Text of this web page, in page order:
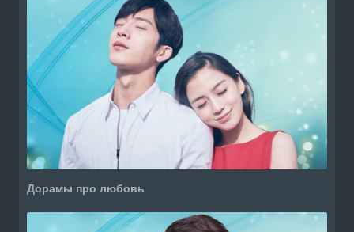
Дорамы про любовь